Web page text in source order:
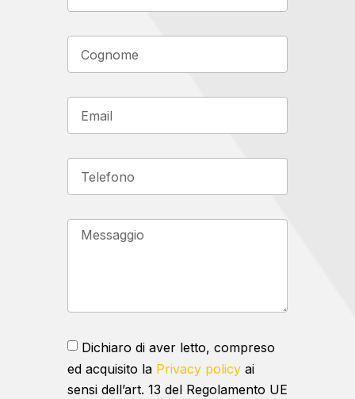
Dichiaro di aver letto, compreso
ed acquisito la Privacy policyai
sensi dell’art. 13 del Regolamento UE